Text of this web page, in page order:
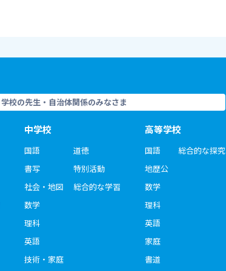
学校の先生・自治体関係のみなさま
中学校
国語
書写
社会・地図
数学
理科
英語
技術・家庭
道徳
特別活動
総合的な学習
高等学校
国語
地歴公
数学
理科
英語
家庭
書道
総合的な探究